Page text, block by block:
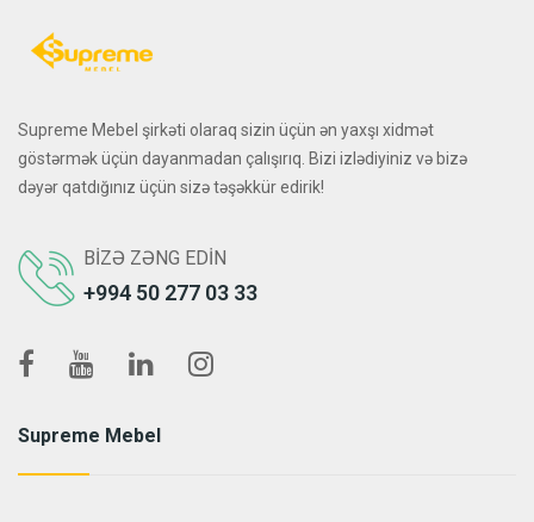
Supreme Mebel şirkəti olaraq sizin üçün ən yaxşı xidmət
göstərmək üçün dayanmadan çalışırıq. Bizi izlədiyiniz və bizə
dəyər qatdığınız üçün sizə təşəkkür edirik!
BIZƏ ZƏNG EDIN
+994 50 277 03 33
Supreme Mebel